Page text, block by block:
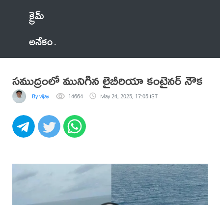
క్రైమ్
అనేకం
సముద్రంలో మునిగిన లైబీరియా కంటైనర్ నౌక
By vijay 14664 May 24, 2025, 17:05 IST